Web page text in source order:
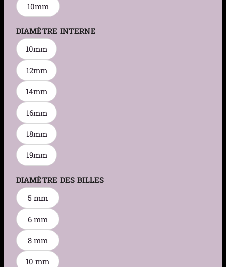
10mm
DIAMÈTRE INTERNE
10mm
12mm
14mm
16mm
18mm
19mm
DIAMÈTRE DES BILLES
5 mm
6 mm
8 mm
10 mm